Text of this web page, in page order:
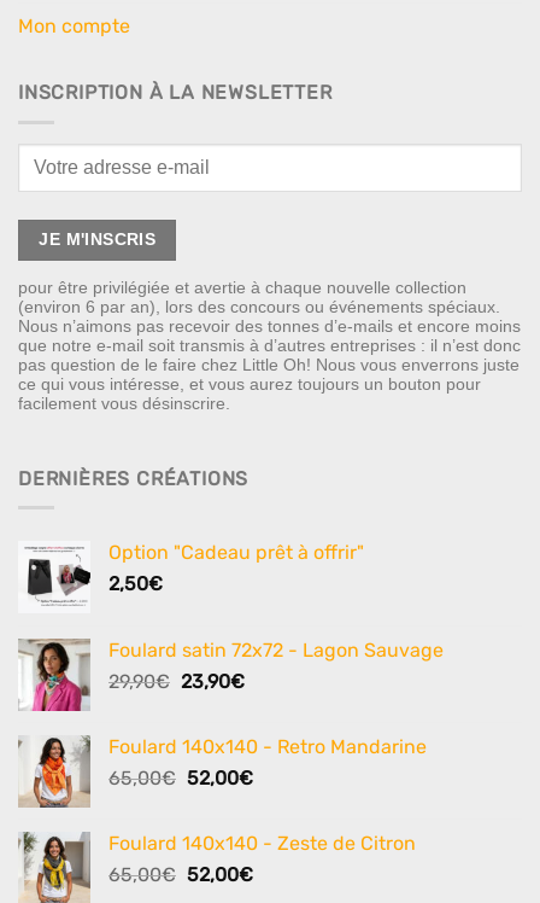
Mon compte
INSCRIPTION À LA NEWSLETTER
pour être privilégiée et avertie à chaque nouvelle collection
(environ 6 par an), lors des concours ou événements spéciaux.
Nous n’aimons pas recevoir des tonnes d’e-mails et encore moins
que notre e-mail soit transmis à d’autres entreprises : il n’est donc
pas question de le faire chez Little Oh! Nous vous enverrons juste
ce qui vous intéresse, et vous aurez toujours un bouton pour
facilement vous désinscrire.
DERNIÈRES CRÉATIONS
Option "Cadeau prêt à offrir"
2,50€
Foulard satin 72x72 - Lagon Sauvage
29,90€ Le
était :
29,90€.
23,90€Le
est :
23,90€.
Foulard 140x140 - Retro Mandarine
65,00€ Le
était :
65,00€.
52,00€Le
est :
52,00€.
Foulard 140x140 - Zeste de Citron
65,00€ Le
52,00€Le